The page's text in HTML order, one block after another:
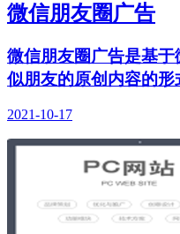
微信朋友圈广告
微信朋友圈广告是基
似朋友的原创内容的
2021-10-17